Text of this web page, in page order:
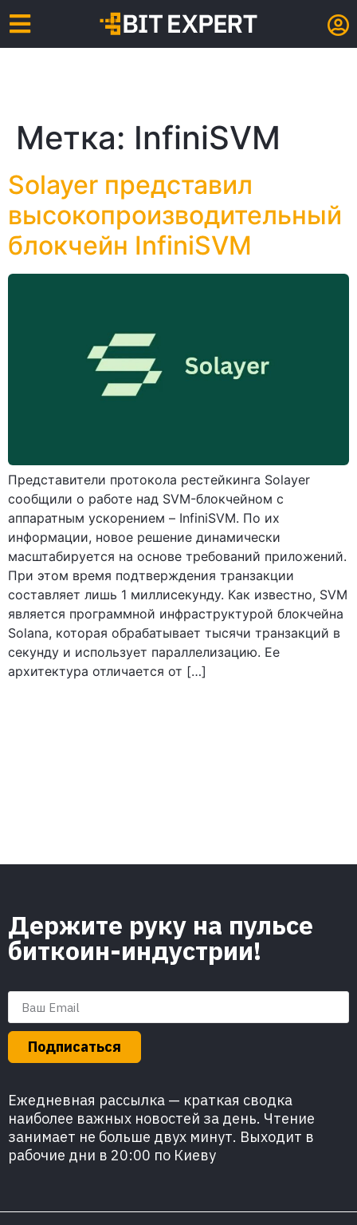
Метка: InfiniSVM
Solayer представил
высокопроизводительный
блокчейн InfiniSVM
Представители протокола рестейкинга Solayer
сообщили о работе над SVM-блокчейном с
аппаратным ускорением – InfiniSVM. По их
информации, новое решение динамически
масштабируется на основе требований приложений.
При этом время подтверждения транзакции
составляет лишь 1 миллисекунду. Как известно, SVM
является программной инфраструктурой блокчейна
Solana, которая обрабатывает тысячи транзакций в
секунду и использует параллелизацию. Ее
архитектура отличается от […]
Держите руку на пульсе
биткоин-индустрии!
Подписаться
Ежедневная рассылка — краткая сводка
наиболее важных новостей за день. Чтение
занимает не больше двух минут. Выходит в
рабочие дни в 20:00 по Киеву